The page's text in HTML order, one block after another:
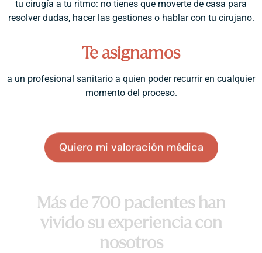
tu cirugía a tu ritmo: no tienes que moverte de casa para
resolver dudas, hacer las gestiones o hablar con tu cirujano.
Te asignamos
a un profesional sanitario a quien poder recurrir en cualquier
momento del proceso.
Quiero mi valoración médica
Más de 700 pacientes han
vivido su experiencia con
nosotros